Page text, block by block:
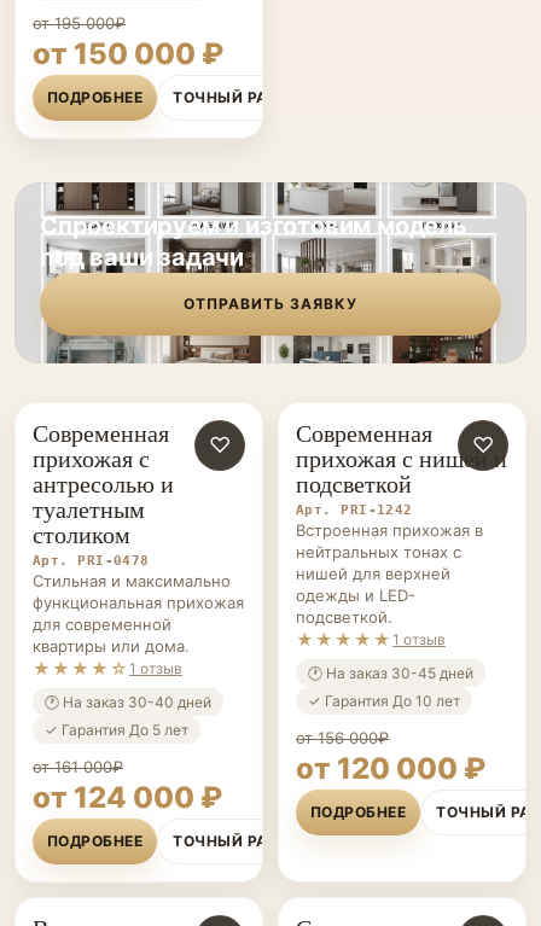
от 195 000₽
от 150 000 ₽
ПОДРОБНЕЕ ТОЧНЫЙ РАСЧЁТ
Спроектируем и изготовим модель
под ваши задачи
ОТПРАВИТЬ ЗАЯВКУ
ПРИХОЖИЕ НА ЗАКАЗ
♡
Современная
прихожая с
антресолью и
туалетным
столиком
Арт. PRI-0478
Стильная и максимально
функциональная прихожая
для современной
квартиры или дома.
★★★★☆ 1 отзыв
🕐 На заказ 30-40 дней
✓ Гарантия До 5 лет
от 161 000₽
от 124 000 ₽
ПОДРОБНЕЕ ТОЧНЫЙ РАСЧЁТ
ПРИХОЖИЕ НА ЗАКАЗ
♡
Современная
прихожая с нишей и
подсветкой
Арт. PRI-1242
Встроенная прихожая в
нейтральных тонах с
нишей для верхней
одежды и LED-
подсветкой.
★★★★★ 1 отзыв
🕐 На заказ 30-45 дней
✓ Гарантия До 10 лет
от 156 000₽
от 120 000 ₽
ПОДРОБНЕЕ ТОЧНЫЙ